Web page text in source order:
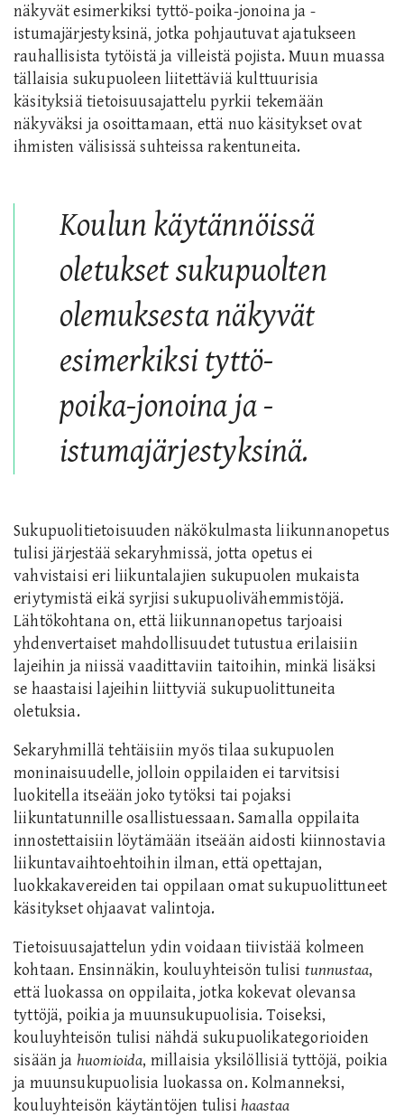
näkyvät esimerkiksi tyttö-poika-jonoina ja -
istumajärjestyksinä, jotka pohjautuvat ajatukseen
rauhallisista tytöistä ja villeistä pojista. Muun muassa
tällaisia sukupuoleen liitettäviä kulttuurisia
käsityksiä tietoisuusajattelu pyrkii tekemään
näkyväksi ja osoittamaan, että nuo käsitykset ovat
ihmisten välisissä suhteissa rakentuneita.
Koulun käytännöissä
oletukset sukupuolten
olemuksesta näkyvät
esimerkiksi tyttö-
poika-jonoina ja -
istumajärjestyksinä.
Sukupuolitietoisuuden näkökulmasta liikunnanopetus
tulisi järjestää sekaryhmissä, jotta opetus ei
vahvistaisi eri liikuntalajien sukupuolen mukaista
eriytymistä eikä syrjisi sukupuolivähemmistöjä.
Lähtökohtana on, että liikunnanopetus tarjoaisi
yhdenvertaiset mahdollisuudet tutustua erilaisiin
lajeihin ja niissä vaadittaviin taitoihin, minkä lisäksi
se haastaisi lajeihin liittyviä sukupuolittuneita
oletuksia.
Sekaryhmillä tehtäisiin myös tilaa sukupuolen
moninaisuudelle, jolloin oppilaiden ei tarvitsisi
luokitella itseään joko tytöksi tai pojaksi
liikuntatunnille osallistuessaan. Samalla oppilaita
innostettaisiin löytämään itseään aidosti kiinnostavia
liikuntavaihtoehtoihin ilman, että opettajan,
luokkakavereiden tai oppilaan omat sukupuolittuneet
käsitykset ohjaavat valintoja.
Tietoisuusajattelun ydin voidaan tiivistää kolmeen
kohtaan. Ensinnäkin, kouluyhteisön tulisi tunnustaa,
että luokassa on oppilaita, jotka kokevat olevansa
tyttöjä, poikia ja muunsukupuolisia. Toiseksi,
kouluyhteisön tulisi nähdä sukupuolikategorioiden
sisään ja huomioida, millaisia yksilöllisiä tyttöjä, poikia
ja muunsukupuolisia luokassa on. Kolmanneksi,
kouluyhteisön käytäntöjen tulisi haastaa